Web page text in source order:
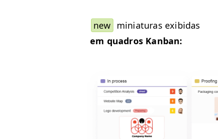
new miniat­uras exibidas
em quadros Kanban: